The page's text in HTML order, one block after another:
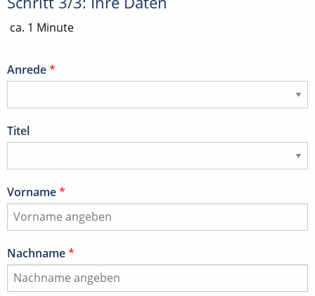
ca. 1 Minute
Anrede*
Titel
Vorname*
Nachname*